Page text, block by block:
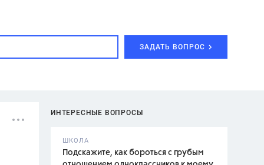
ЗАДАТЬ ВОПРОС
ИНТЕРЕСНЫЕ ВОПРОСЫ
ШКОЛА
Подскажите, как бороться с грубым